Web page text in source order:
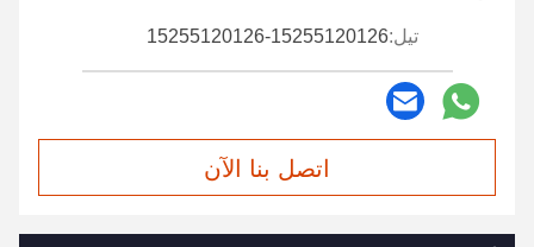
تيل:15255120126-15255120126
اتصل بنا الآن